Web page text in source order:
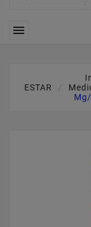

ESTAR